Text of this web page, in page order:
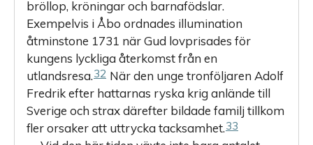
bröllop, kröningar och barnafödslar.
Exempelvis i Åbo ordnades illumination
åtminstone 1731 när Gud lovprisades för
kungens lyckliga återkomst från en
utlandsresa.32 När den unge tronföljaren Adolf
Fredrik efter hattarnas ryska krig anlände till
Sverige och strax därefter bildade familj tillkom
fler orsaker att uttrycka tacksamhet.33